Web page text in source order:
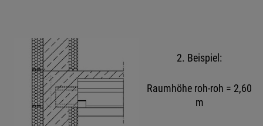
2. Beispiel:
Raumhöhe roh-roh = 2,60
m